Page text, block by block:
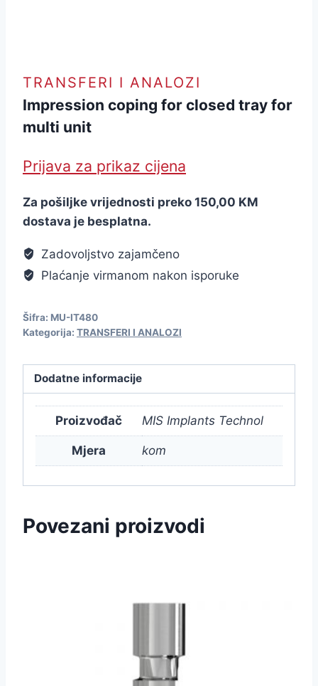
TRANSFERI I ANALOZI
Impression coping for closed tray for
multi unit
Prijava za prikaz cijena
Za pošiljke vrijednosti preko 150,00 KM
dostava je besplatna.
Zadovoljstvo zajamčeno
Plaćanje virmanom nakon isporuke
Šifra: MU-IT480
Kategorija: TRANSFERI I ANALOZI
Dodatne informacije
Proizvođač MIS Implants Technol
Mjera kom
Povezani proizvodi